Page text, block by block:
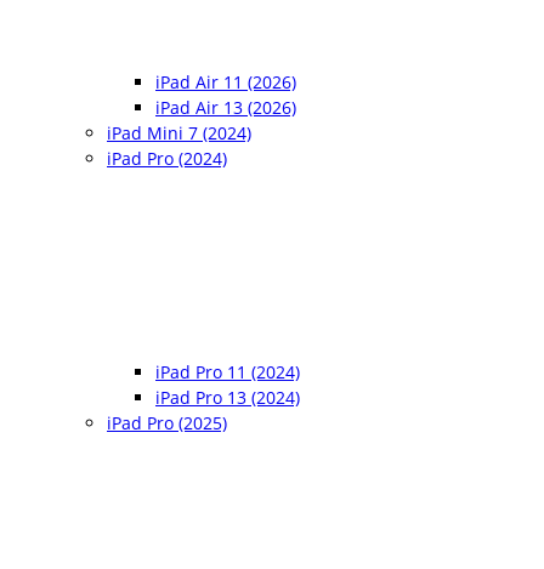
iPad Air 11 (2026)
iPad Air 13 (2026)
iPad Mini 7 (2024)
iPad Pro (2024)
iPad Pro 11 (2024)
iPad Pro 13 (2024)
iPad Pro (2025)